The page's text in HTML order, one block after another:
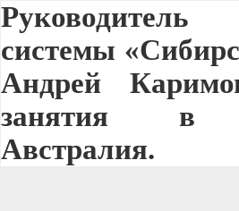
системы
Андрей
занятия в
Австралия.